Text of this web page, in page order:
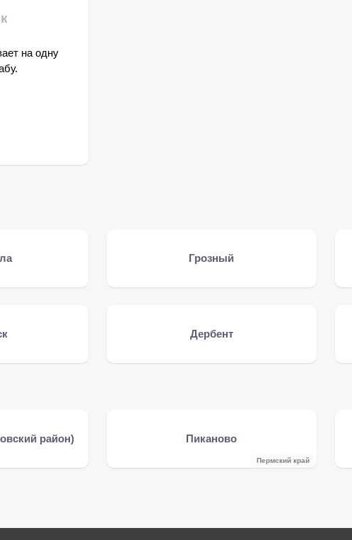
на одну
Грозный
Дербент
район) Пиканово
Пермский край